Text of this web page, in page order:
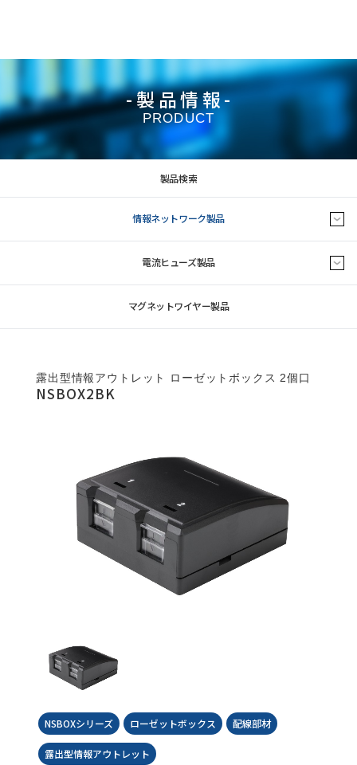
-製品情報-
PRODUCT
製品検索
情報ネットワーク製品
電流ヒューズ製品
マグネットワイヤー製品
露出型情報アウトレット ローゼットボックス 2個口
NSBOX2BK
NSBOXシリーズ ローゼットボックス 配線部材
露出型情報アウトレット